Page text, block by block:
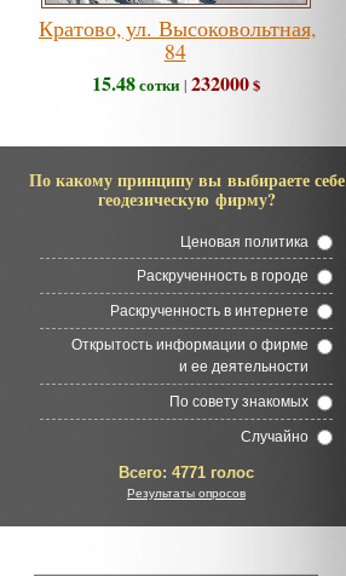
Кратово, ул. Высоковольтная,
84
15.48сотки | 232000$
По какому принципу вы выбираете себе
геодезическую фирму?
Ценовая политика
Раскрученность в городе
Раскрученность в интернете
Открытость информации о фирме
и ее деятельности
По совету знакомых
Случайно
Всего: 4771 голос
Результаты опросов